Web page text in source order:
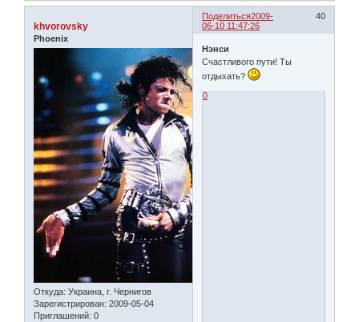
Поделиться 40
2009-
06-10 11:47:26
khvorovsky
Phoenix
Откуда: Украина, г. Чернигов
Зарегистрирован: 2009-05-04
Приглашений: 0
Нэнси
Счастливого пути! Ты
отдыхать?
0